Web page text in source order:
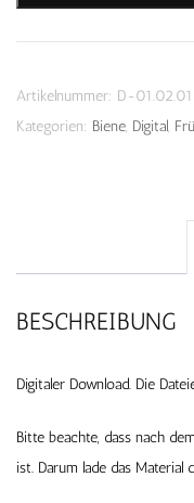
Biene
-
Menge
Artikelnummer: D-01.02.01
Kategorien: Biene, Digital,
BESCHREIBUNG
Digitaler Download. Die
Bitte beachte, dass nach
ist. Darum lade das Material